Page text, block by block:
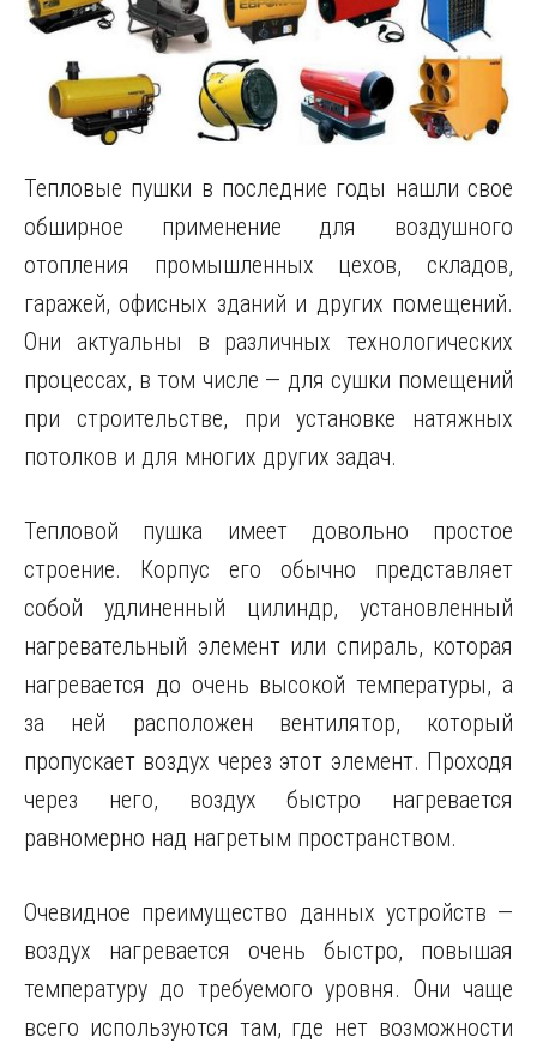
Тепловые пушки в последние годы нашли свое
обширное применение для воздушного
отопления промышленных цехов, складов,
гаражей, офисных зданий и других помещений.
Они актуальны в различных технологических
процессах, в том числе — для сушки помещений
при строительстве, при установке натяжных
потолков и для многих других задач.
Тепловой пушка имеет довольно простое
строение. Корпус его обычно представляет
собой удлиненный цилиндр, установленный
нагревательный элемент или спираль, которая
нагревается до очень высокой температуры, а
за ней расположен вентилятор, который
пропускает воздух через этот элемент. Проходя
через него, воздух быстро нагревается
равномерно над нагретым пространством.
Очевидное преимущество данных устройств —
воздух нагревается очень быстро, повышая
температуру до требуемого уровня. Они чаще
всего используются там, где нет возможности